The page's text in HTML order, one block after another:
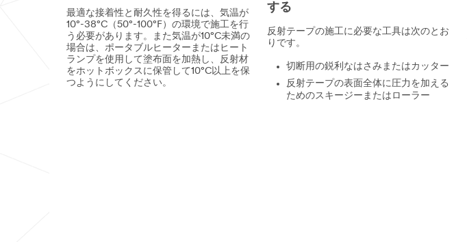
最適な接着性と耐久性を得るには、気温が
10°-38°C（50°-100°F）の環境で施工を行
う必要があります。また気温が10°C未満の
場合は、ポータブルヒーターまたはヒート
ランプを使用して塗布面を加熱し、反射材
をホットボックスに保管して10°C以上を保
つようにしてください。
する
反射テープの施工に必要な工具は次のとお
りです。
切断用の鋭利なはさみまたはカッター
反射テープの表面全体に圧力を加える
ためのスキージーまたはローラー